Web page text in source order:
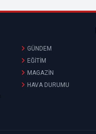
GÜNDEM
EĞİTİM
MAGAZİN
HAVA DURUMU